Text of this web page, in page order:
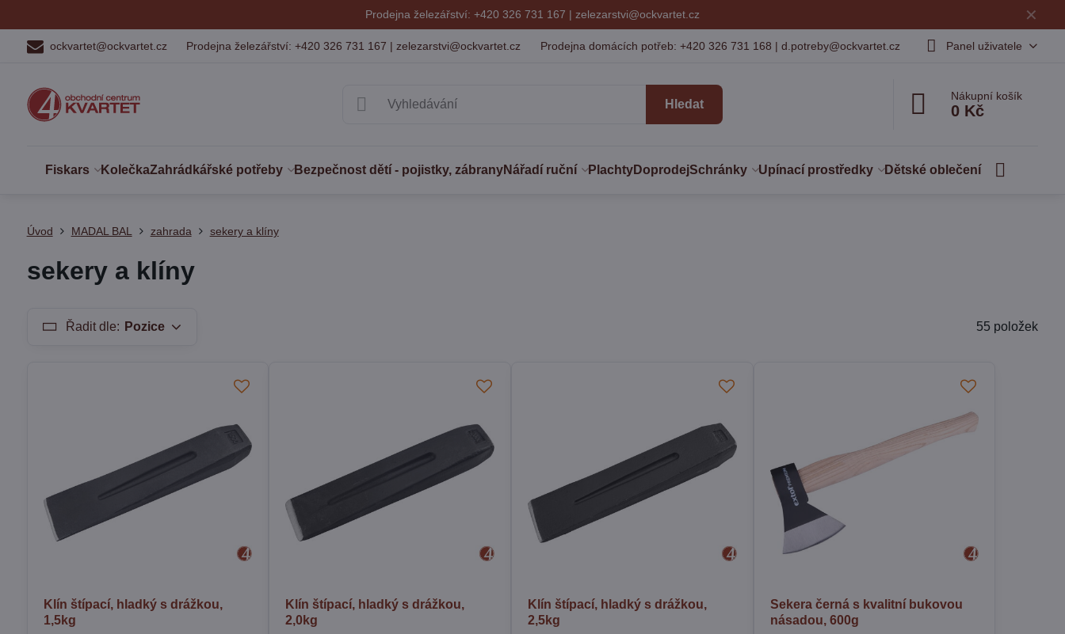
✕
Prodejna železářství: +420 326 731 167 | zelezarstvi@ockvartet.cz
ockvartet@ockvartet.cz Prodejna železářství: +420 326 731 167 | zelezarstvi@ockvartet.cz Prodejna domácích potřeb: +420 326 731 168 | d.potreby@ockvartet.cz Panel uživatele
Hledat
Nákupní košík
0 Kč
Fiskars KolečkaZahrádkářské potřeby Bezpečnost dětí - pojistky, zábranyNářadí ruční PlachtyDoprodejSchránky Upínací prostředky Dětské oblečení
Úvod MADAL BAL zahrada sekery a klíny
sekery a klíny
Řadit dle: Pozice 55 položek
Klín štípací, hladký s drážkou,
1,5kg
Klín štípací, hladký s drážkou,
2,0kg
Klín štípací, hladký s drážkou,
2,5kg
Sekera černá s kvalitní bukovou
násadou, 600g